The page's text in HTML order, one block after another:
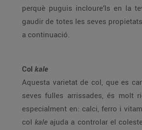
perquè puguis incloure’ls en la
gaudir de totes les seves
a continuació.
Col kale
Aquesta varietat de col, que es
seves fulles arrissades, és molt
especialment en: calci, ferro i
col kale ajuda a controlar el